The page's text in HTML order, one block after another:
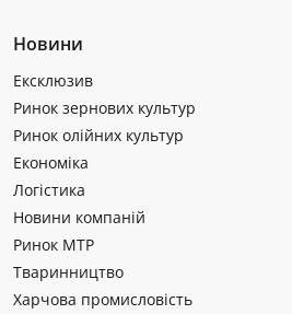
Новини
Ексклюзив
Ринок зернових культур
Ринок олійних культур
Економіка
Логістика
Новини компаній
Ринок МТР
Тваринництво
Харчова промисловість